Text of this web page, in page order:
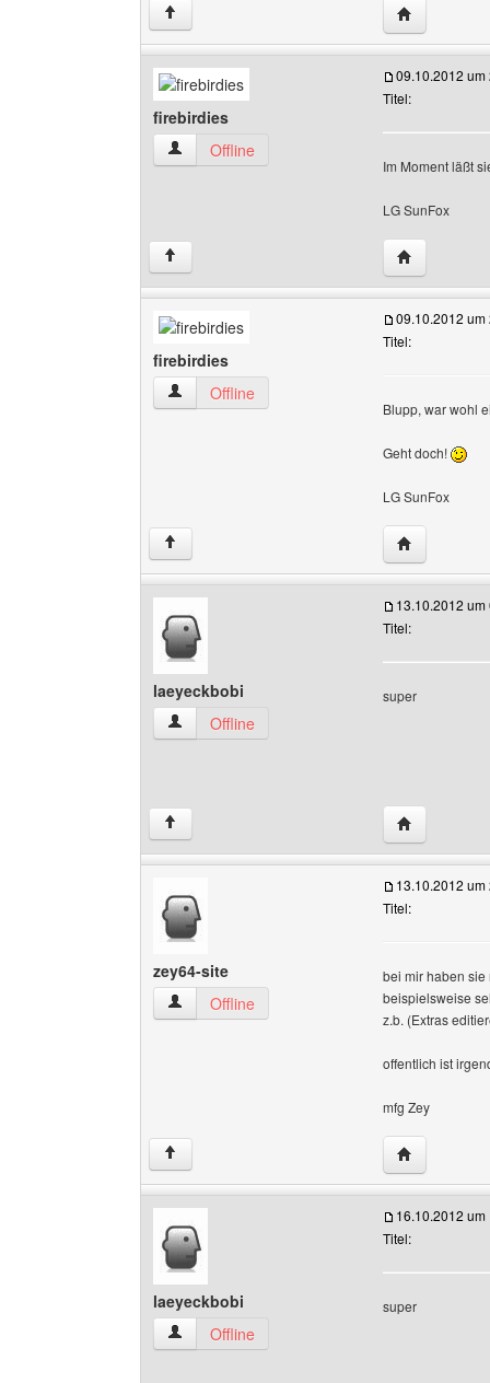
↑ Website
firebirdies
firebirdies Benutzer-Profile anzeigen
Offline
09.10.2012 um
Titel:
Im Moment läßt
LG SunFox
↑ Website
firebirdies
firebirdies Benutzer-Profile anzeigen
Offline
09.10.2012 um
Titel:
Blupp, war wohl
Geht doch!
LG SunFox
↑ Website
laeyeckbobi
laeyeckbobi Benutzer-Profile anzeigen
Offline
13.10.2012 um
Titel:
super
↑ Website
zey64-site
zey64-site Benutzer-Profile anzeigen
Offline
13.10.2012 um
Titel:
bei mir haben
beispielsweise
z.b. (Extras
offentlich ist
mfg Zey
↑ Website
laeyeckbobi
laeyeckbobi Benutzer-Profile anzeigen
Offline
16.10.2012 um
Titel:
super